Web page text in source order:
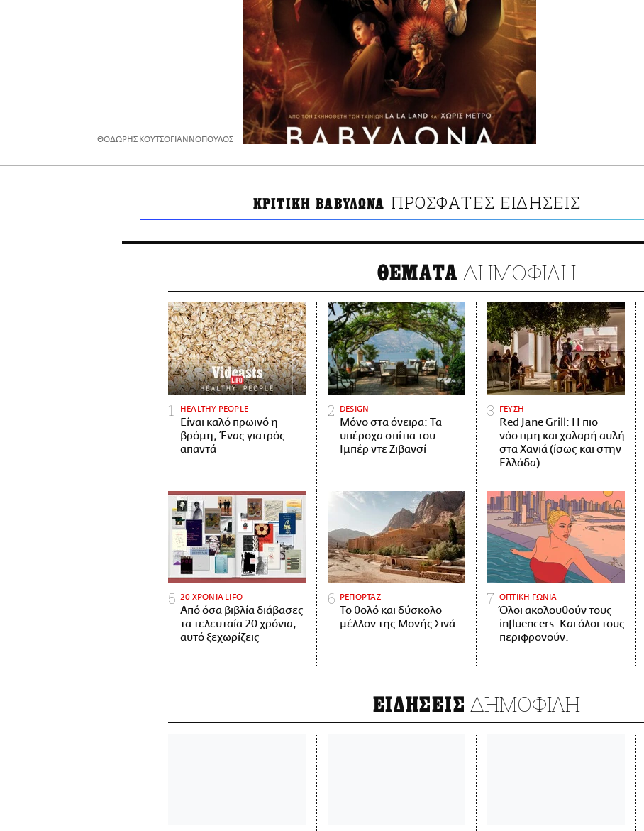
ΘΟΔΩΡΗΣ ΚΟΥΤΣΟΓΙΑΝΝΟΠΟΥΛΟΣ
ΚΡΙΤΙΚΗ ΒΑΒΥΛΩΝΑ ΠΡΟΣΦΑΤΕΣ ΕΙΔΗΣΕΙΣ
ΘΕΜΑΤΑ ΔΗΜΟΦΙΛΗ
HEALTHY PEOPLE
Είναι καλό πρωινό η
βρόμη; Ένας γιατρός
απαντά
DESIGN
Μόνο στα όνειρα: Τα
υπέροχα σπίτια του
Ιμπέρ ντε Ζιβανσί
ΓΕΥΣΗ
Red Jane Grill: Η πιο
νόστιμη και χαλαρή αυλή
στα Χανιά (ίσως και στην
Ελλάδα)
20 ΧΡΟΝΙΑ LIFO
Από όσα βιβλία διάβασες
τα τελευταία 20 χρόνια,
αυτό ξεχωρίζεις
ΡΕΠΟΡΤΑΖ
Το θολό και δύσκολο
μέλλον της Μονής Σινά
ΟΠΤΙΚΗ ΓΩΝΙΑ
Όλοι ακολουθούν τους
influencers. Και όλοι τους
περιφρονούν.
ΕΙΔΗΣΕΙΣ ΔΗΜΟΦΙΛΗ